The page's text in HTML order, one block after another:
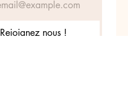
Rejoignez nous !